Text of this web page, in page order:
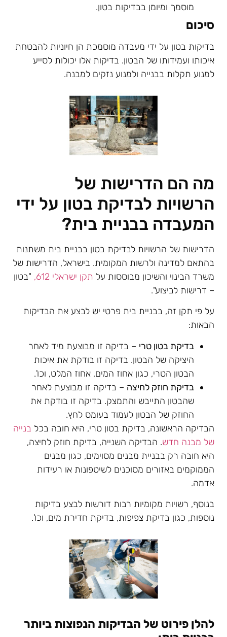
מוסמך ומיומן בבדיקות בטון.
סיכום
בדיקות בטון על ידי מעבדה מוסמכת הן חיוניות להבטחת
איכותו ועמידותו של הבטון. בדיקות אלו יכולות לסייע
למנוע תקלות בבנייה ולמנוע נזקים למבנה.
מה הם הדרישות של
הרשויות לבדיקת בטון על ידי
המעבדה בבניית בית?
הדרישות של הרשויות לבדיקת בטון בבניית בית משתנות
בהתאם למדינה ולרשות המקומית. בישראל, הדרישות של
משרד הבינוי והשיכון מבוססות על תקן ישראלי 612,
"בטון
– דרישות לביצוע".
על פי תקן זה, בבניית בית פרטי יש לבצע את הבדיקות
הבאות:
בדיקת בטון טרי – בדיקה זו מבוצעת מיד לאחר
היציקה של הבטון. בדיקה זו בודקת את איכות
הבטון הטרי, כגון אחוז המים, אחוז המלט, וכו'.
בדיקת חוזק לחיצה – בדיקה זו מבוצעת לאחר
שהבטון התייבש והתמצק. בדיקה זו בודקת את
החוזק של הבטון לעמוד בעומס לחץ.
הבדיקה הראשונה, בדיקת בטון טרי, היא חובה בכל בנייה
של מבנה חדש. הבדיקה השנייה, בדיקת חוזק לחיצה,
היא חובה רק בבניית מבנים מסוימים, כגון מבנים
הממוקמים באזורים מסוכנים לשיטפונות או רעידות
אדמה.
בנוסף, רשויות מקומיות רבות דורשות לבצע בדיקות
נוספות, כגון בדיקת צפיפות, בדיקת חדירת מים, וכו'.
להלן פירוט של הבדיקות הנפוצות ביותר